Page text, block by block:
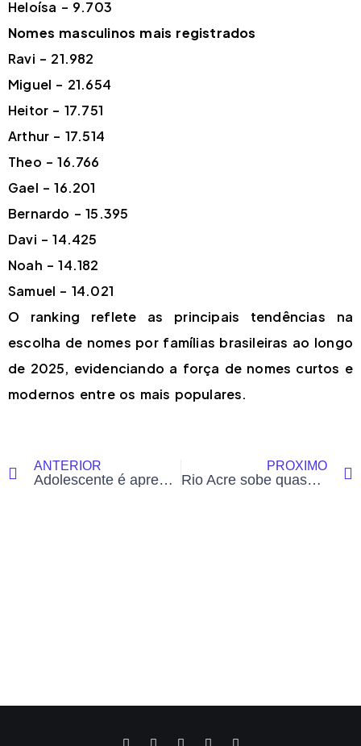
Heloísa – 9.703
Nomes masculinos mais registrados
Ravi – 21.982
Miguel – 21.654
Heitor – 17.751
Arthur – 17.514
Theo – 16.766
Gael – 16.201
Bernardo – 15.395
Davi – 14.425
Noah – 14.182
Samuel – 14.021
O ranking reflete as principais tendências na
escolha de nomes por famílias brasileiras ao longo
de 2025, evidenciando a força de nomes curtos e
modernos entre os mais populares.
ANTERIOR
Adolescente é apreendida após agredir a mãe durante conflito familiar em Cruzeiro do Sul
PRÓXIMO
Rio Acre sobe quase 5 metros em uma semana e se aproxima da cota de alerta em Rio Branco